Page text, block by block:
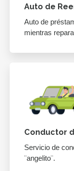
Auto de
Auto de
mientras
Conductor
Servicio de
¨angelito¨.